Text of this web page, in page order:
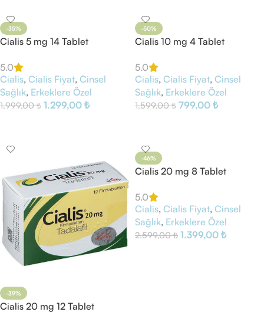
-35%
Cialis 5 mg 14 Tablet
5.0
Cialis, Cialis Fiyat, Cinsel
Sağlık, Erkeklere Özel
1.999,00₺ 1.299,00 ₺
-50%
Cialis 10 mg 4 Tablet
5.0
Cialis, Cialis Fiyat, Cinsel
Sağlık, Erkeklere Özel
1.599,00₺ 799,00 ₺
-39%
Cialis 20 mg 12 Tablet
-46%
Cialis 20 mg 8 Tablet
5.0
Cialis, Cialis Fiyat, Cinsel
Sağlık, Erkeklere Özel
2.599,00₺ 1.399,00 ₺